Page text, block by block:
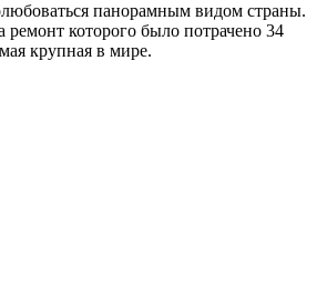
панорамным видом страны.
которого было потрачено 34
крупная в мире.